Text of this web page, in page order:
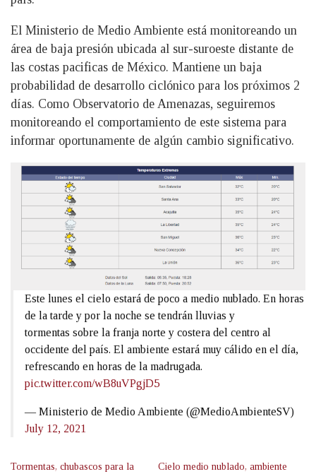
El Ministerio de Medio Ambiente está monitoreando un
área de baja presión ubicada al sur-suroeste distante de
las costas pacificas de México. Mantiene un baja
probabilidad de desarrollo ciclónico para los próximos 2
días. Como Observatorio de Amenazas, seguiremos
monitoreando el comportamiento de este sistema para
informar oportunamente de algún cambio significativo.
Este lunes el cielo estará de poco a medio nublado. En horas
de la tarde y por la noche se tendrán lluvias y
tormentas sobre la franja norte y costera del centro al
occidente del país. El ambiente estará muy cálido en el día,
refrescando en horas de la madrugada.
pic.twitter.com/wB8uVPgjD5
— Ministerio de Medio Ambiente (@MedioAmbienteSV)
July 12, 2021
Tormentas, chubascos para la Cielo medio nublado, ambiente